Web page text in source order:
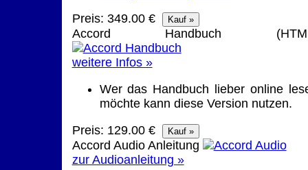
Preis: 349.00 €
Accord Handbuch
weitere Infos »
Wer das Handbuch lieber online
möchte kann diese Version nutzen.
Preis: 129.00 €
Accord Audio Anleitung
zur Audioanleitung »